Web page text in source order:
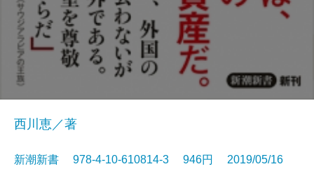
西川恵／著
新潮新書 978-4-10-610814-3 946円 2019/05/16